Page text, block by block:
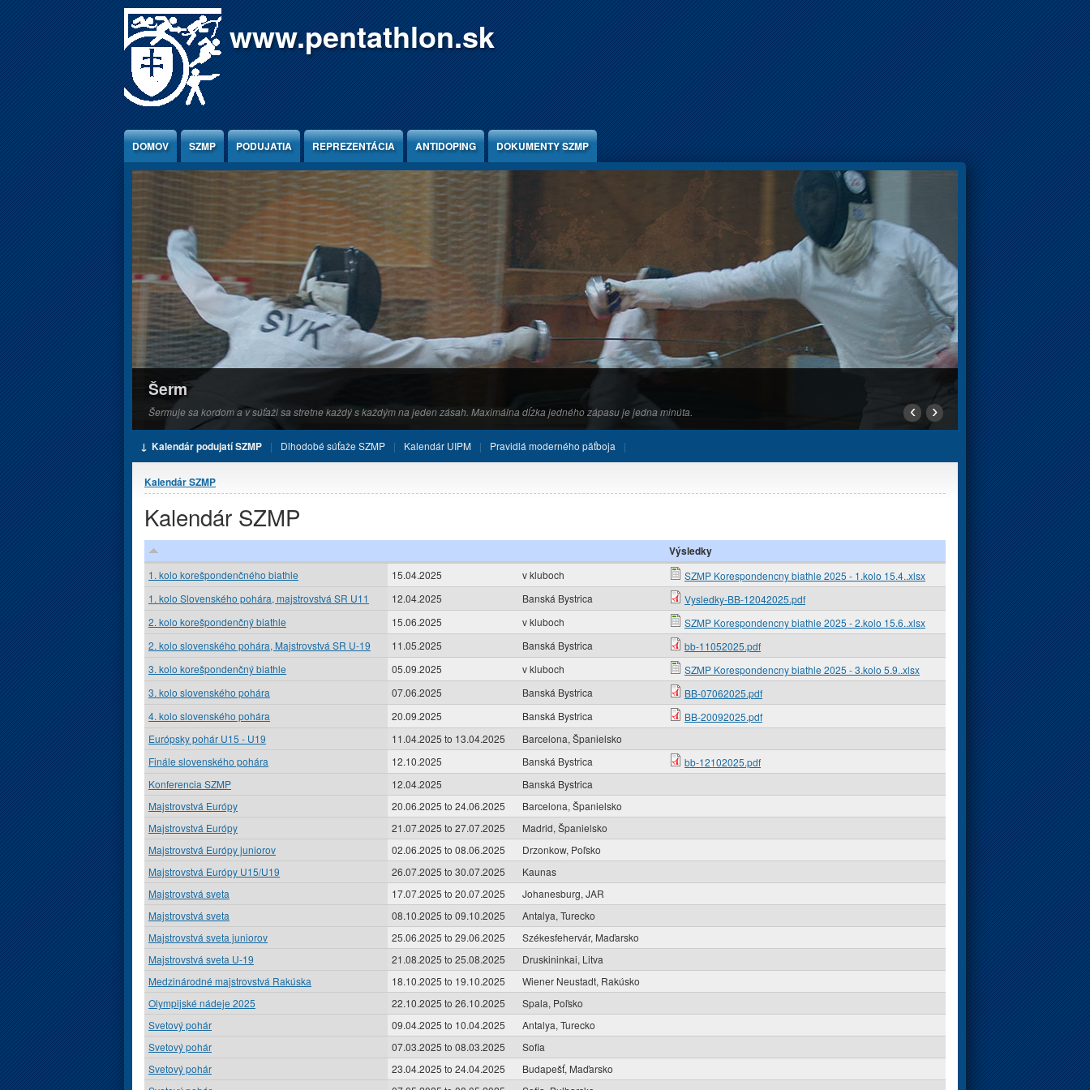
www.pentathlon.sk
DOMOV SZMP PODUJATIA REPREZENTÁCIA ANTIDOPING DOKUMENTY SZMP
Šerm
Šermuje sa kordom a v súťaži sa stretne každý s každým na jeden zásah. Maximálna dĺžka jedného zápasu je jedna minúta. ‹ ›
Kalendár podujatí SZMP Dlhodobé súťaže SZMP Kalendár UIPM Pravidlá moderného päťboja
Nachádzate sa tu
Kalendár SZMP
Kalendár SZMP
Výsledky
1. kolo korešpondenčného biathle 15.04.2025 v kluboch
SZMP Korespondencny biathle 2025 - 1.kolo 15.4..xlsx
1. kolo Slovenského pohára, majstrovstvá SR U11
12.04.2025 Banská Bystrica
Vysledky-BB-12042025.pdf
2. kolo korešpondenčný biathle
15.06.2025 v kluboch
SZMP Korespondencny biathle 2025 - 2.kolo 15.6..xlsx
2. kolo slovenského pohára, Majstrovstvá SR U-19
11.05.2025 Banská Bystrica
bb-11052025.pdf
3. kolo korešpondenčný biathle
05.09.2025 v kluboch
SZMP Korespondencny biathle 2025 - 3.kolo 5.9..xlsx
3. kolo slovenského pohára
07.06.2025 Banská Bystrica
BB-07062025.pdf
4. kolo slovenského pohára
20.09.2025 Banská Bystrica
BB-20092025.pdf
Európsky pohár U15 - U19
11.04.2025 to 13.04.2025
Barcelona, Španielsko
Finále slovenského pohára
12.10.2025 Banská Bystrica
bb-12102025.pdf
Konferencia SZMP
12.04.2025
Banská Bystrica
Majstrovstvá Európy
20.06.2025 to 24.06.2025
Barcelona, Španielsko
Majstrovstvá Európy
21.07.2025 to 27.07.2025
Madrid, Španielsko
Majstrovstvá Európy juniorov
02.06.2025 to 08.06.2025
Drzonkow, Poľsko
Majstrovstvá Európy U15/U19
26.07.2025 to 30.07.2025
Kaunas
Majstrovstvá sveta
17.07.2025 to 20.07.2025
Johanesburg, JAR
Majstrovstvá sveta
08.10.2025 to 09.10.2025
Antalya, Turecko
Majstrovstvá sveta juniorov
25.06.2025 to 29.06.2025
Székesfehervár, Maďarsko
Majstrovstvá sveta U-19
21.08.2025 to 25.08.2025
Druskininkai, Litva
Medzinárodné majstrovstvá Rakúska
18.10.2025 to 19.10.2025
Wiener Neustadt, Rakúsko
Olympijské nádeje 2025
22.10.2025 to 26.10.2025
Spala, Poľsko
Svetový pohár
09.04.2025 to 10.04.2025
Antalya, Turecko
Svetový pohár
07.03.2025 to 08.03.2025
Sofia
Svetový pohár
23.04.2025 to 24.04.2025
Budapešť, Maďarsko